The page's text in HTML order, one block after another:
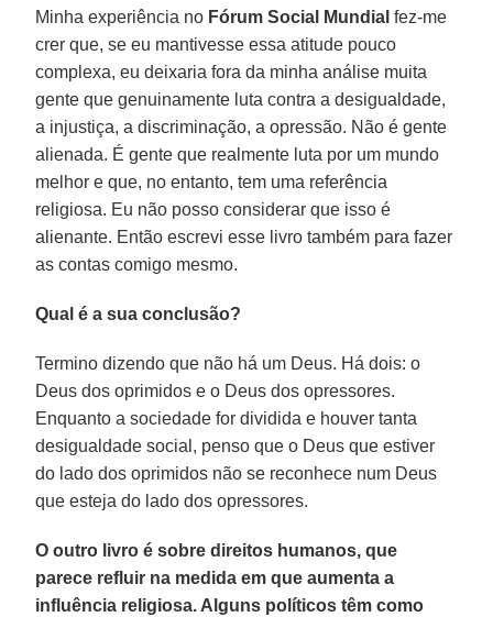
Minha experiência no Fórum Social Mundial fez-me
crer que, se eu mantivesse essa atitude pouco
complexa, eu deixaria fora da minha análise muita
gente que genuinamente luta contra a desigualdade,
a injustiça, a discriminação, a opressão. Não é gente
alienada. É gente que realmente luta por um mundo
melhor e que, no entanto, tem uma referência
religiosa. Eu não posso considerar que isso é
alienante. Então escrevi esse livro também para fazer
as contas comigo mesmo.
Qual é a sua conclusão?
Termino dizendo que não há um Deus. Há dois: o
Deus dos oprimidos e o Deus dos opressores.
Enquanto a sociedade for dividida e houver tanta
desigualdade social, penso que o Deus que estiver
do lado dos oprimidos não se reconhece num Deus
que esteja do lado dos opressores.
O outro livro é sobre direitos humanos, que
parece refluir na medida em que aumenta a
influência religiosa. Alguns políticos têm como